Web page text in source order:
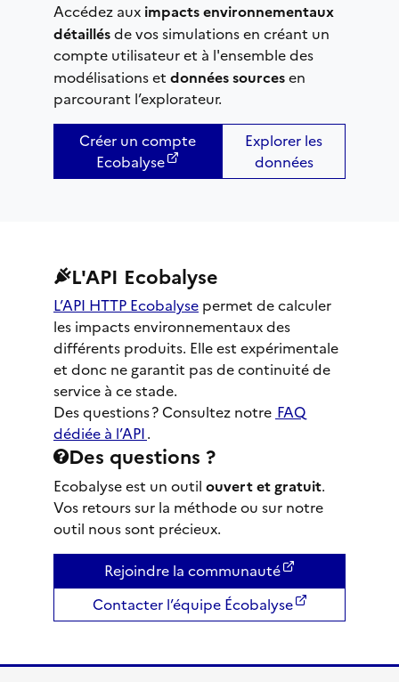
Accédez aux impacts environnementaux
détaillésde vos simulations en créant un
compte utilisateur et à l'ensemble des
modélisations et données sourcesen
parcourant l’explorateur.
Créer un compte
Ecobalyse
Explorer les
données
L'API Ecobalyse
L’API HTTP Ecobalyse permet de calculer
les impacts environnementaux des
différents produits. Elle est expérimentale
et donc ne garantit pas de continuité de
service à ce stade.
Des questions ? Consultez notre FAQ
dédiée à l’API.
Des questions ?
Ecobalyse est un outil ouvert et gratuit.
Vos retours sur la méthode ou sur notre
outil nous sont précieux.
Rejoindre la communauté
Contacter l’équipe Écobalyse